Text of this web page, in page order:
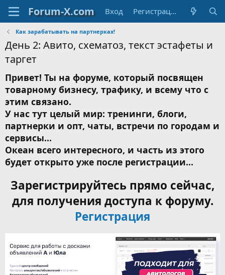
Вход Регистрация
Как зарабатывать на партнерках!
День 2: Авито, схематоз, текст эстафеты и
таргет
Привет! Ты на форуме, который посвящен
товарному бизнесу, трафику, и всему что с
этим связано.
У нас тут целый мир: тренинги, блоги,
партнерки и опт, чаты, встречи по городам и
сервисы...
Океан всего интересного, и часть из этого
будет открыто уже после регистрации...
Зарегистрируйтесь прямо сейчас,
для получения доступа к форуму.
Регистрация